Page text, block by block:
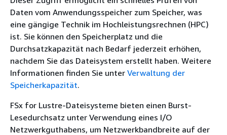
Daten vom Anwendungsspeicher zum Speicher, was
eine gängige Technik im Hochleistungsrechnen (HPC)
ist. Sie können den Speicherplatz und die
Durchsatzkapazität nach Bedarf jederzeit erhöhen,
nachdem Sie das Dateisystem erstellt haben. Weitere
Informationen finden Sie unter Verwaltung der
Speicherkapazität.
FSx for Lustre-Dateisysteme bieten einen Burst-
Lesedurchsatz unter Verwendung eines I/O
Netzwerkguthabens, um Netzwerkbandbreite auf der